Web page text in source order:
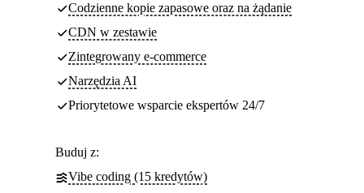
Codzienne kopie zapasowe oraz na żądanie
CDN w zestawie
Zintegrowany e-commerce
Narzędzia AI
Priorytetowe wsparcie ekspertów 24/7
Buduj z:
Vibe coding (15 kredytów)